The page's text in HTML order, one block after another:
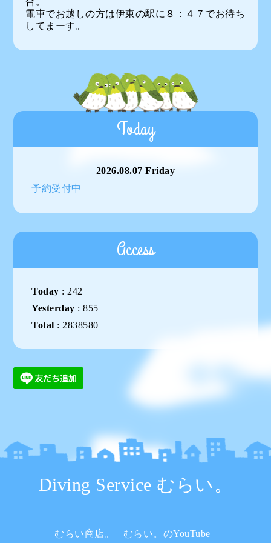
電車でお越しの方は伊東の駅に８：４７でお待ち
してまーす。
Today
2026.08.07 Friday
予約受付中
Access
Today : 242
Yesterday :855
Total : 2838580
Diving Service むらい。
むらい商店。 むらい。のYouTube